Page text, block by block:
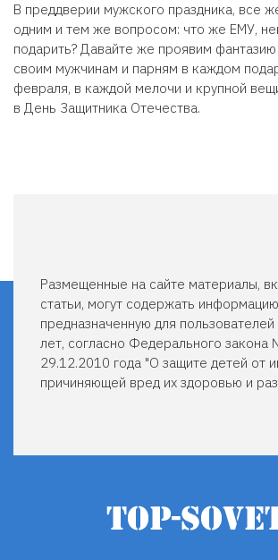
В преддверии мужского праздника, все
одним и тем же вопросом: что же ЕМУ,
подарить? Давайте же проявим
своим мужчинам и парням в каждом
февраля, в каждой мелочи и крупной
в День Защитника Отечества.
Размещенные на сайте материалы,
статьи, могут содержать
предназначенную для
лет, согласно Федерального
29.12.2010 года "О защите детей от
причиняющей вред их здоровью и